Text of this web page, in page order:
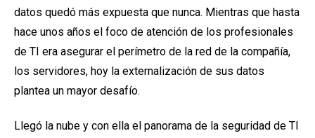
datos quedó más expuesta que nunca. Mientras que hasta
hace unos años el foco de atención de los profesionales
de TI era asegurar el perímetro de la red de la compañía,
los servidores, hoy la externalización de sus datos
plantea un mayor desafío.
Llegó la nube y con ella el panorama de la seguridad de TI